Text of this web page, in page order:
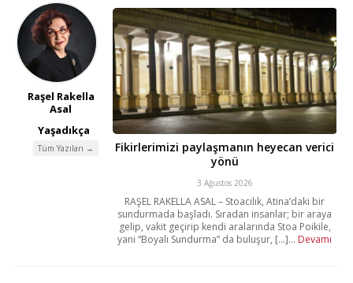
Raşel Rakella
Asal
Yaşadıkça
Tüm Yazıları →
Fikirlerimizi paylaşmanın heyecan verici
yönü
3 Ağustos 2026
RAŞEL RAKELLA ASAL – Stoacılık, Atina’daki bir
sundurmada başladı. Sıradan insanlar; bir araya
gelip, vakit geçirip kendi aralarında Stoa Poikile,
yani “Boyalı Sundurma” da buluşur, [...]... Devamı